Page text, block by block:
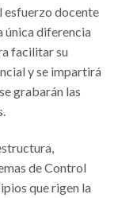
esfuerzo docente
única diferencia
facilitar su
y se impartirá
grabarán las
de Control
que rigen la